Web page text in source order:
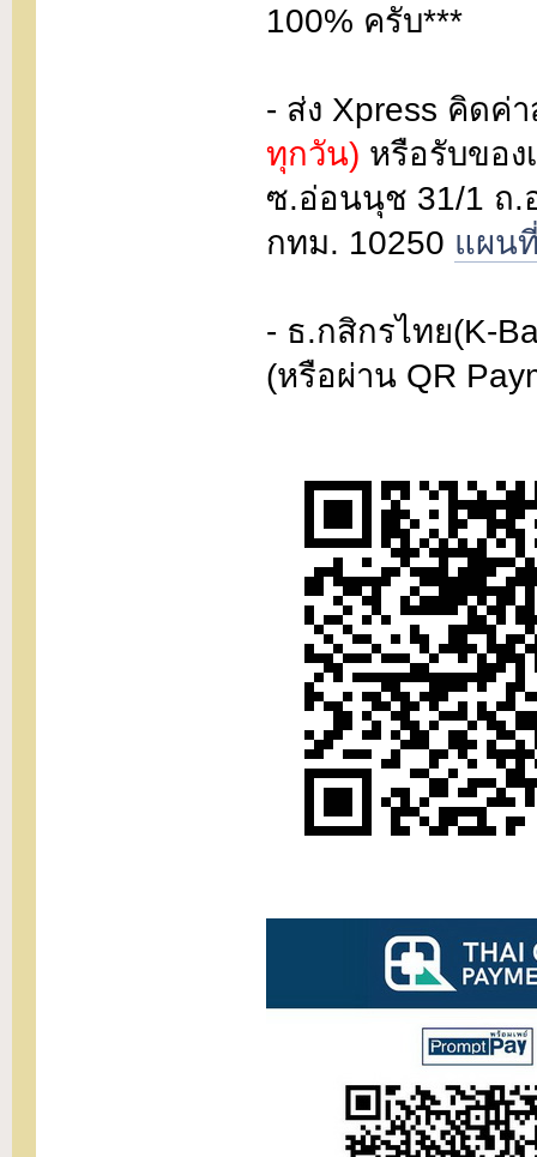
100% ครับ***
- ส่ง Xpress คิดค่
ทุกวัน) หรือรับของ
ซ.อ่อนนุช 31/1 ถ.
กทม. 10250 แผน
- ธ.กสิกรไทย(K-
(หรือผ่าน QR